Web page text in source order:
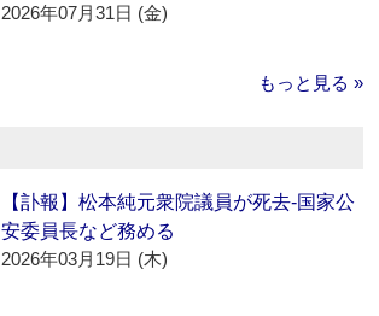
2026年07月31日 (金)
もっと見る »
【訃報】松本純元衆院議員が死去‐国家公
安委員長など務める
2026年03月19日 (木)